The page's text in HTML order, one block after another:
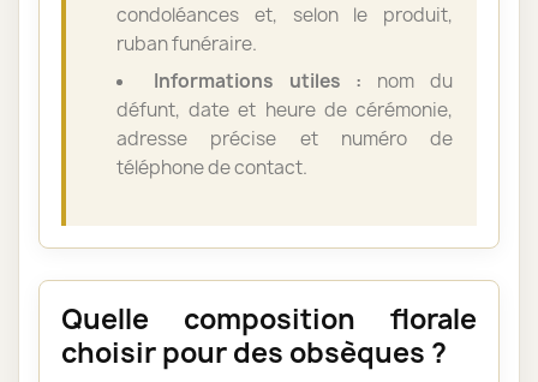
condoléances et, selon le produit,
ruban funéraire.
Informations utiles : nom du
défunt, date et heure de cérémonie,
adresse précise et numéro de
téléphone de contact.
Quelle composition florale
choisir pour des obsèques ?